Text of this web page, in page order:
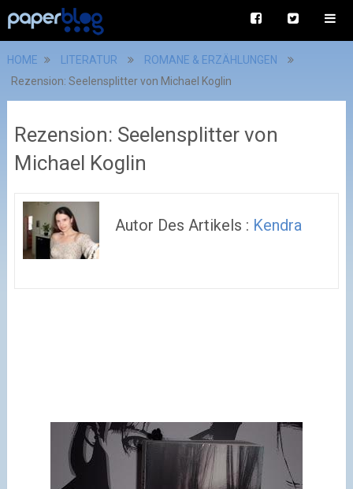
HOME LITERATUR
ROMANE & ERZÄHLUNGEN
Rezension: Seelensplitter von Michael Koglin
Rezension: Seelensplitter von
Michael Koglin
Autor Des Artikels : Kendra